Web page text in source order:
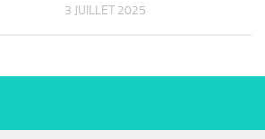
3 JUILLET 2025